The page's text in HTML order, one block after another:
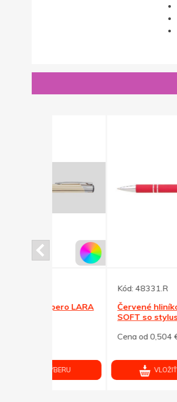
Červené hliníkové GP NOTY
SOFT so stylusom
Cena od 0,504 €
VLOŽIŤ DO VÝBERU